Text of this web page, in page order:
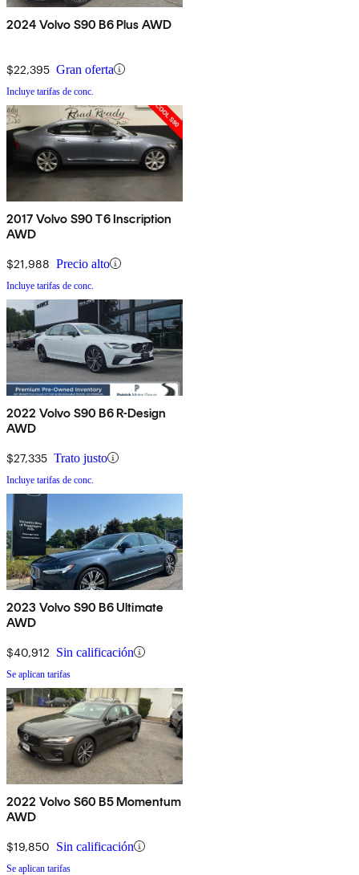
2024 Volvo S90 B6 Plus AWD
$22,395 Gran oferta
Incluye tarifas de conc.
2017 Volvo S90 T6 Inscription
AWD
$21,988 Precio alto
Incluye tarifas de conc.
2022 Volvo S90 B6 R-Design
AWD
$27,335 Trato justo
Incluye tarifas de conc.
2023 Volvo S90 B6 Ultimate
AWD
$40,912 Sin calificación
Se aplican tarifas
2022 Volvo S60 B5 Momentum
AWD
$19,850 Sin calificación
Se aplican tarifas